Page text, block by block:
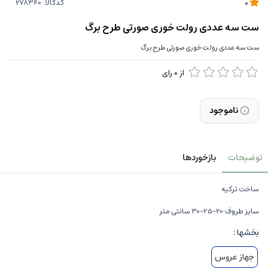
کدکالا:
ست سه عددی رولت خوری صورتی طرح برگ
ست سه عددی رولت خوری صورتی طرح برگ
از 0 رای
ناموجود
توضیحات بازخوردها
ساخت ترکیه
سایز طروف:20-25-30 سانتی متر
بخشها :
جهاز عروس